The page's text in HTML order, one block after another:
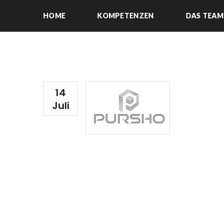
HOME KOMPETENZEN DAS TEAM
14
Juli